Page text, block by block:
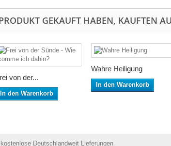
GEKAUFT HABEN, KAUFTEN
von der...
In den Warenkorb
Wahre Heiligung
In den Warenkorb